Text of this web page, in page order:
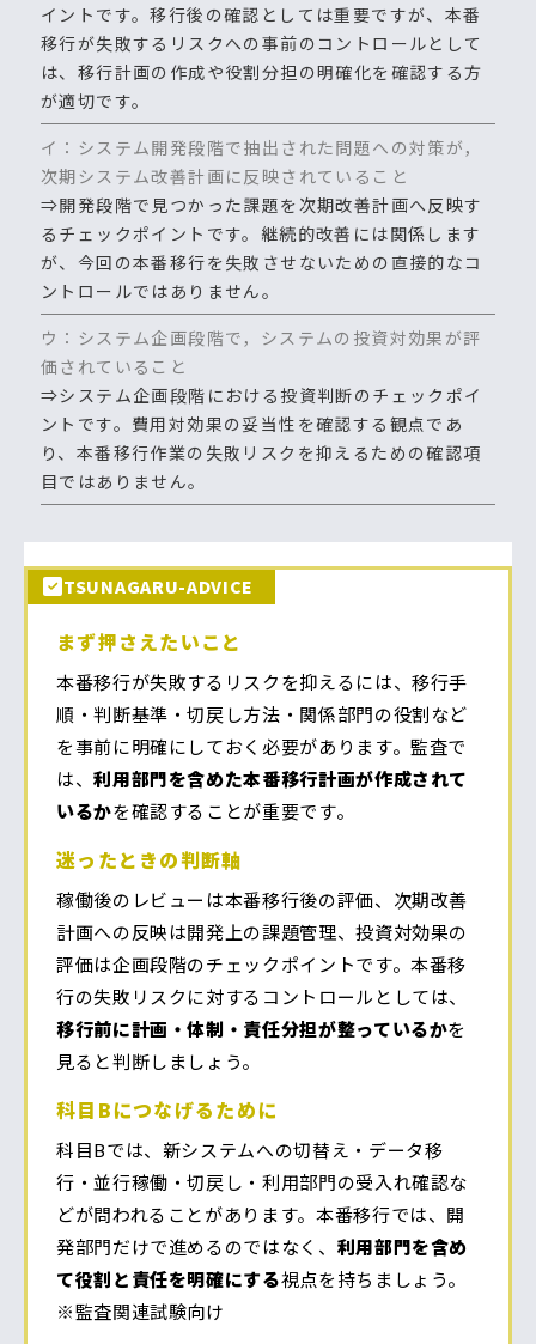
イントです。移行後の確認としては重要ですが、本番
移行が失敗するリスクへの事前のコントロールとして
は、移行計画の作成や役割分担の明確化を確認する方
が適切です。
イ：システム開発段階で抽出された問題への対策が，
次期システム改善計画に反映されていること
⇒開発段階で見つかった課題を次期改善計画へ反映す
るチェックポイントです。継続的改善には関係します
が、今回の本番移行を失敗させないための直接的なコ
ントロールではありません。
ウ：システム企画段階で，システムの投資対効果が評
価されていること
⇒システム企画段階における投資判断のチェックポイ
ントです。費用対効果の妥当性を確認する観点であ
り、本番移行作業の失敗リスクを抑えるための確認項
目ではありません。
TSUNAGARU-ADVICE
まず押さえたいこと
本番移行が失敗するリスクを抑えるには、移行手
順・判断基準・切戻し方法・関係部門の役割など
を事前に明確にしておく必要があります。監査で
は、利用部門を含めた本番移行計画が作成されて
いるかを確認することが重要です。
迷ったときの判断軸
稼働後のレビューは本番移行後の評価、次期改善
計画への反映は開発上の課題管理、投資対効果の
評価は企画段階のチェックポイントです。本番移
行の失敗リスクに対するコントロールとしては、
移行前に計画・体制・責任分担が整っているかを
見ると判断しましょう。
科目Bにつなげるために
科目Bでは、新システムへの切替え・データ移
行・並行稼働・切戻し・利用部門の受入れ確認な
どが問われることがあります。本番移行では、開
発部門だけで進めるのではなく、 利用部門を含め
て役割と責任を明確にする視点を持ちましょう。
※監査関連試験向け